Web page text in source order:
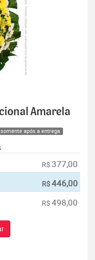
Amarela
somente após a entrega
R$ 377,00
R$446,00
R$ 498,00